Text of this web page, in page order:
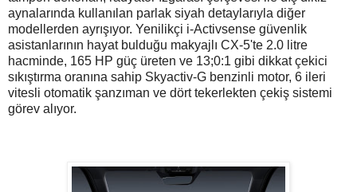
aynalarında kullanılan parlak siyah detaylarıyla diğer
modellerden ayrışıyor. Yenilikçi i-Activsense güvenlik
asistanlarının hayat bulduğu makyajlı CX-5'te 2.0 litre
hacminde, 165 HP güç üreten ve 13;0:1 gibi dikkat çekici
sıkıştırma oranına sahip Skyactiv-G benzinli motor, 6 ileri
vitesli otomatik şanzıman ve dört tekerlekten çekiş sistemi
görev alıyor.